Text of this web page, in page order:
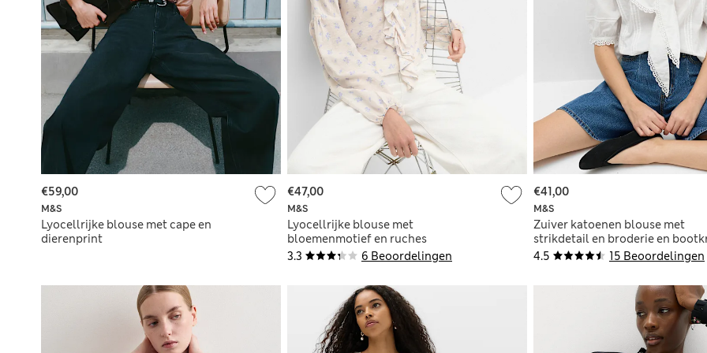
M&S
Lyocellrijke blouse met cape en
dierenprint
€59,00
3.3 6 Beoordelingen
M&S
Lyocellrijke blouse met
bloemenmotief en ruches
€47,00
4.5 15 Beoordelingen
M&S
Zuiver katoenen blouse met
strikdetail en broderie en
€41,00